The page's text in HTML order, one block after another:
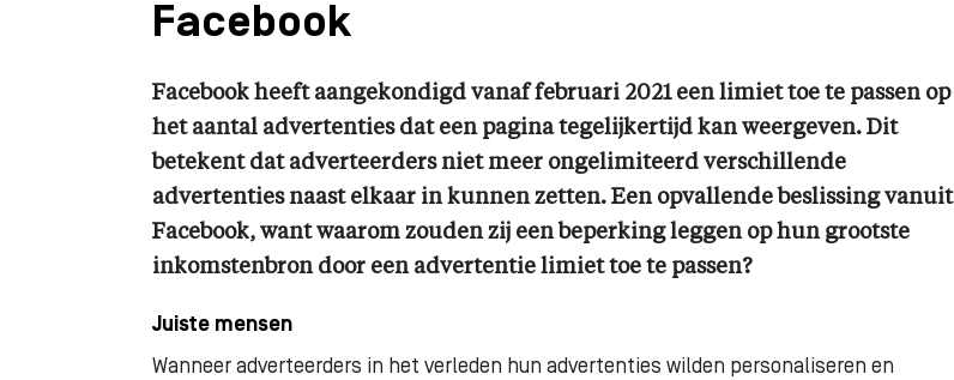
Facebook
Facebook heeft aangekondigd vanaf februari 2021 een limiet toe te passen op
het aantal advertenties dat een pagina tegelijkertijd kan weergeven. Dit
betekent dat adverteerders niet meer ongelimiteerd verschillende
advertenties naast elkaar in kunnen zetten. Een opvallende beslissing vanuit
Facebook, want waarom zouden zij een beperking leggen op hun grootste
inkomstenbron door een advertentie limiet toe te passen?
Juiste mensen
Wanneer adverteerders in het verleden hun advertenties wilden personaliseren en